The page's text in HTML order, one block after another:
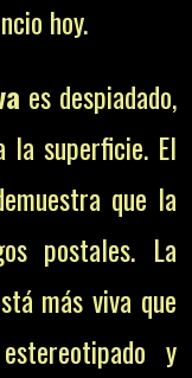
hoy.
es despiadado,
la superficie. El
que la
postales. La
más viva que
y